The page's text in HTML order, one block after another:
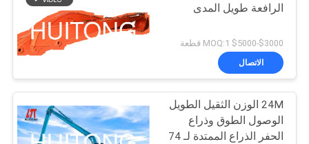
سياسة
الخصوصية
حفرة خصلة الفراغ
72
الرافعة طويل المدى
$3000-$5000 MOQ:1 قطعة
الاتصال
24M الوزن الثقيل الطويل
الوصول الطوق وذراع
الحفر الذراع الممتدة لـ 74